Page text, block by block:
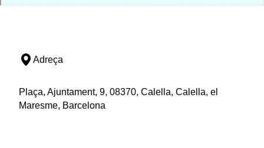
Adreça
Plaça, Ajuntament, 9, 08370, Calella, Calella, el
Maresme, Barcelona